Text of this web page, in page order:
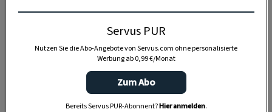
Servus PUR
Nutzen Sie die Abo-Angebote von Servus.com ohne personalisierte
Werbung ab 0,99 €/Monat
Zum Abo
Bereits Servus PUR-Abonnent?Hier anmelden.